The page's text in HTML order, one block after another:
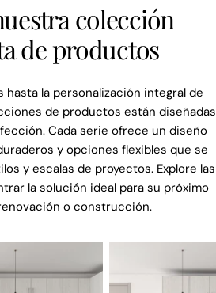
colección
de productos
hasta la personalización integral de
de productos están diseñadas
Cada serie ofrece un diseño
y opciones flexibles que se
y escalas de proyectos. Explore las
la solución ideal para su próximo
o construcción.